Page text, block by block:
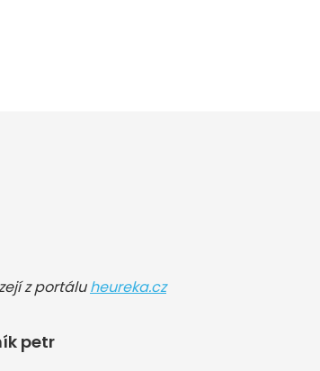
z portáluheureka.cz
petr